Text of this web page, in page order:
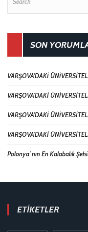
SON
VARŞOVA’DAKİ
VARŞOVA’DAKİ
VARŞOVA’DAKİ
VARŞOVA’DAKİ
Polonya`nın En Kalabalık
ETIKETLER